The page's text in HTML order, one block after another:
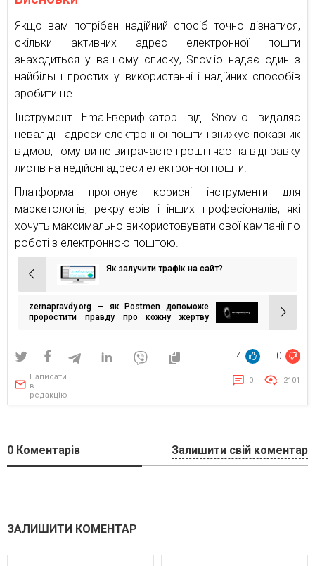
Якщо вам потрібен надійний спосіб точно дізнатися,
скільки активних адрес електронної пошти
знаходиться у вашому списку, Snov.io надає один з
найбільш простих у використанні і надійних способів
зробити це.
Інструмент Email-верифікатор від Snov.io видаляє
невалідні адреси електронної пошти і знижує показник
відмов, тому ви не витрачаєте гроші і час на відправку
листів на недійсні адреси електронної пошти.
Платформа пропонує корисні інструменти для
маркетологів, рекрутерів і інших професіоналів, які
хочуть максимально використовувати свої кампанії по
роботі з електронною поштою.
Навігація
записів
Як залучити трафік на сайт?
zernapravdy.org — як Postmen допоможе
проростити правду про кожну жертву
4 0
Написати
в
редакцію
0 2101
0 Коментарів Залишити свій коментар
ЗАЛИШИТИ КОМЕНТАР